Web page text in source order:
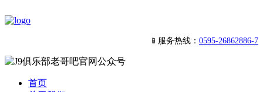
📱服务热线： 0595-26862886-7
首页